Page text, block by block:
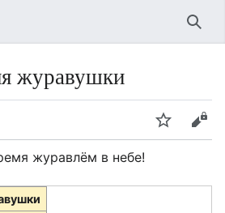
журавушки
Следить
журавлём в небе!